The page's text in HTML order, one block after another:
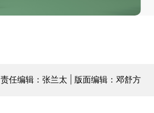
责任编辑：张兰太 | 版面编辑：邓舒方